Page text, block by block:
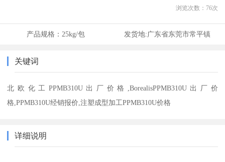
浏览次数： 76次
产品规格： 25kg/包 发货地:广东省东莞市常平镇
关键词
北欧化工PPMB310U出厂价格,BorealisPPMB310U出厂价
格,PPMB310U经销报价,注塑成型加工PPMB310U价格
详细说明